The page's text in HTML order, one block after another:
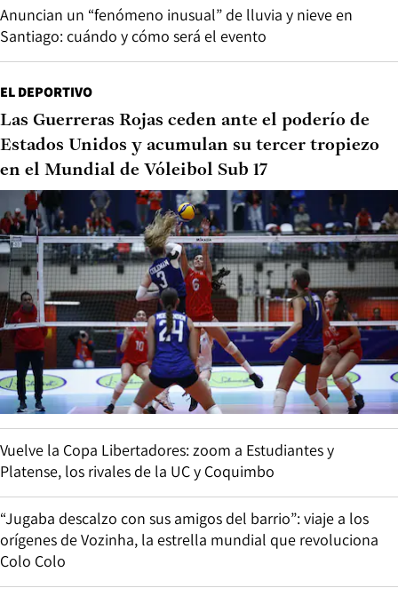
Anuncian un “fenómeno inusual” de lluvia y nieve en
Santiago: cuándo y cómo será el evento
EL DEPORTIVO
Las Guerreras Rojas ceden ante el poderío de
Estados Unidos y acumulan su tercer tropiezo
en el Mundial de Vóleibol Sub 17
Vuelve la Copa Libertadores: zoom a Estudiantes y
Platense, los rivales de la UC y Coquimbo
“Jugaba descalzo con sus amigos del barrio”: viaje a los
orígenes de Vozinha, la estrella mundial que revoluciona
Colo Colo